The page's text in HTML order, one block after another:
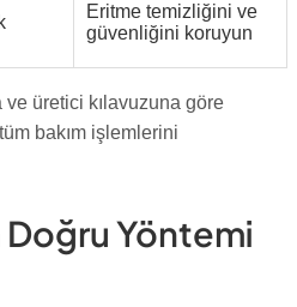
Eritme temizliğini ve
güvenliğini koruyun
ve üretici kılavuzuna göre
bakım işlemlerini
Doğru Yöntemi